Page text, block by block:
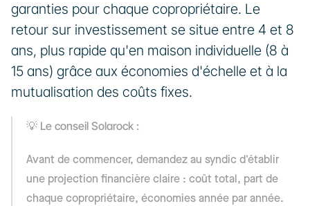
garanties pour chaque copropriétaire. Le
retour sur investissement se situe entre 4 et 8
ans, plus rapide qu'en maison individuelle (8 à
15 ans) grâce aux économies d'échelle et à la
mutualisation des coûts fixes.
💡 Le conseil Solarock :
Avant de commencer, demandez au syndic d'établir
une projection financière claire : coût total, part de
chaque copropriétaire, économies année par année.